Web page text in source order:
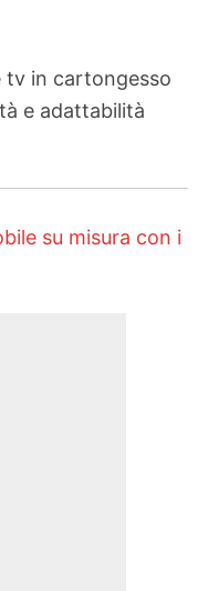
tv in cartongesso
e adattabilità
su misura con i